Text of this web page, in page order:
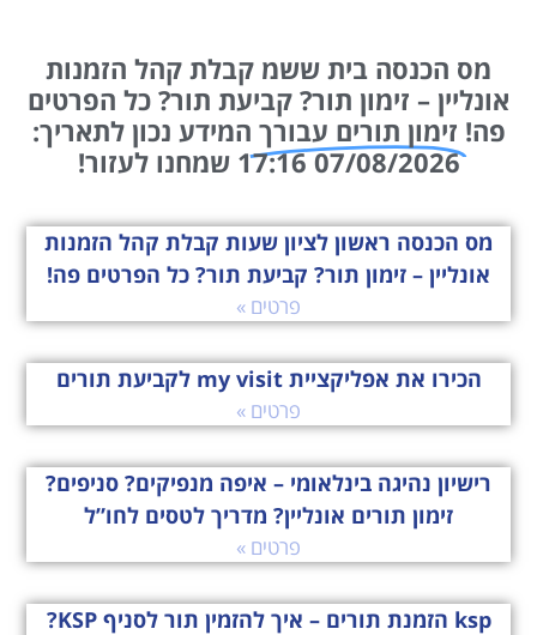
מס הכנסה בית ששמ קבלת קהל הזמנות
אונליין – זימון תור? קביעת תור? כל הפרטים
פה! זימון תורים עבורך המידע נכון לתאריך:
07/08/2026 17:16 שמחנו לעזור!
מס הכנסה ראשון לציון שעות קבלת קהל הזמנות
אונליין – זימון תור? קביעת תור? כל הפרטים פה!
פרטים »
הכירו את אפליקציית my visit לקביעת תורים
פרטים »
רישיון נהיגה בינלאומי – איפה מנפיקים? סניפים?
זימון תורים אונליין? מדריך לטסים לחו”ל
פרטים »
ksp הזמנת תורים – איך להזמין תור לסניף KSP?